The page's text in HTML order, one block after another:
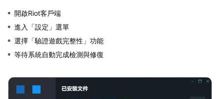
開啟Riot客戶端
進入「設定」選單
選擇「驗證遊戲完整性」功能
等待系統自動完成檢測與修復